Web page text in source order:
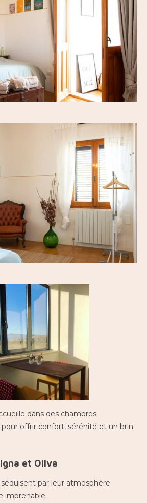
dans des chambres
pour offrir confort, sérénité et un brin
et Oliva
par leur atmosphère
imprenable.